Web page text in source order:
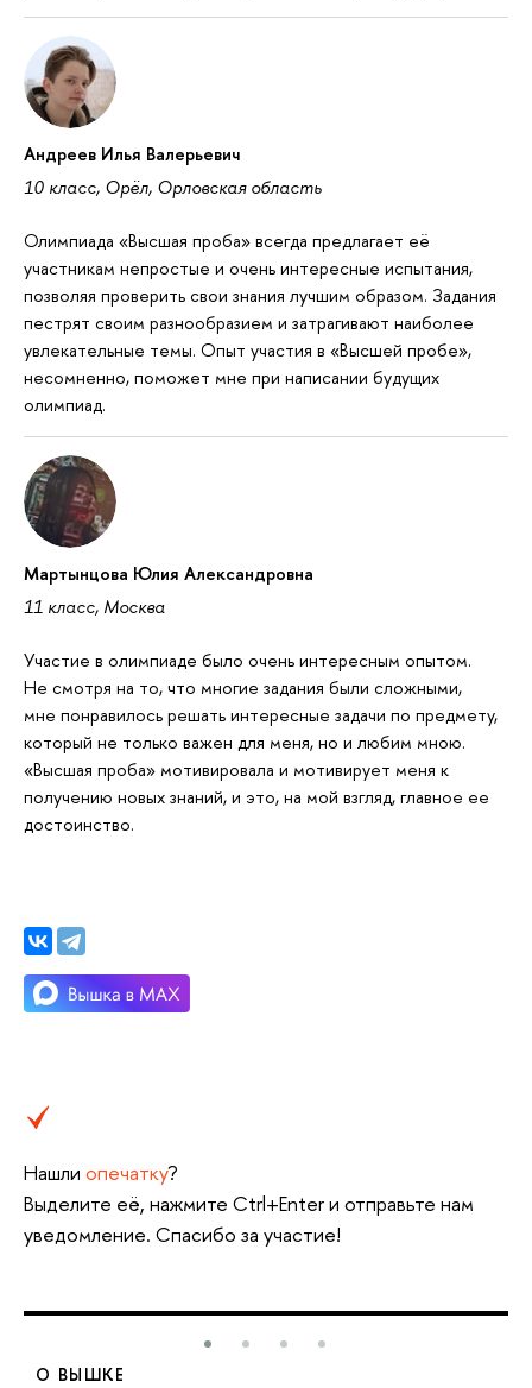
Андреев Илья Валерьевич
10 класс, Орёл, Орловская область
Олимпиада «Высшая проба» всегда предлагает её
участникам непростые и очень интересные испытания,
позволяя проверить свои знания лучшим образом. Задания
пестрят своим разнообразием и затрагивают наиболее
увлекательные темы. Опыт участия в «Высшей пробе»,
несомненно, поможет мне при написании будущих
олимпиад.
Мартынцова Юлия Александровна
11 класс, Москва
Участие в олимпиаде было очень интересным опытом.
Не смотря на то, что многие задания были сложными,
мне понравилось решать интересные задачи по предмету,
который не только важен для меня, но и любим мною.
«Высшая проба» мотивировала и мотивирует меня к
получению новых знаний, и это, на мой взгляд, главное ее
достоинство.
Нашли опечатку?
Выделите её, нажмите Ctrl+Enter и отправьте нам
уведомление. Спасибо за участие!
О ВЫШКЕ